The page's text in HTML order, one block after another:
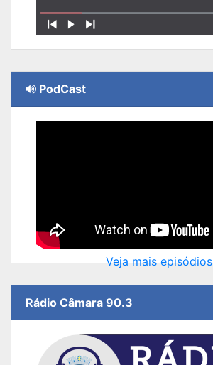
PodCast
Veja mais episódios
Rádio Câmara 90.3